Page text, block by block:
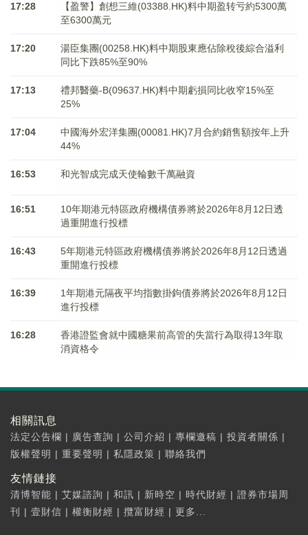
17:28
【盈警】創想三維(03388.HK)料中期盈转亏約5300萬
至6300萬元
17:20
湯臣集團(00258.HK)料中期股東應佔除稅後綜合溢利
同比下跌85%至90%
17:13
禮邦醫藥-B(09637.HK)料中期虧損同比收窄15%至
25%
17:04
中國海外宏洋集團(00081.HK)7月合約銷售額按年上升
44%
16:53 和光智成完成天使輪數千萬融資
16:51
10年期港元特區政府機構債券將於2026年8月12日透
過重開進行投標
16:43
5年期港元特區政府機構債券將於2026年8月12日透過
重開進行投標
16:39
1年期港元隔夜平均指數掛鉤債券將於2026年8月12日
進行投標
16:28
香港證監會就中國糖果前高管的失當行為取得13年取
消資格令
相關訊息
法定公告欄 | 廣告查詢 | 公司介紹 | 專欄邀稿 | 投資者關係 |
版權聲明 | 重要聲明 | 私隱政策 | 聯絡我們
友情鏈接
清博智能 | 艾媒諮詢 | 和訊 | 新時空 | 時代財經 | 證券市場周
刊
| 壹財信 | 權衡財經 | 攬富財經 | 更多...